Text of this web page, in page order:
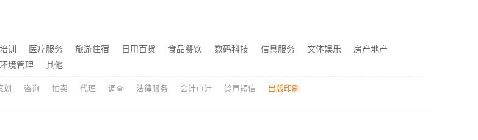
注品质营造
洛阳装饰费用-河南璟臻环保建材有限公司透明报价 推荐 轻奢高端重钢住宅本地维保-云南晟构建筑建材有限公司服务
训 医疗服务 旅游住宿 日用百货 食品餐饮 数码科技 信息服务 文体娱乐
房产地产
环境管理 其他
划 咨询 拍卖 代理 调查 法律服务 会计审计 铃声短信 出版印刷